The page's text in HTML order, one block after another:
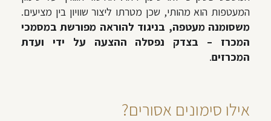
המעטפות הוא מהותי, שכן מטרתו ליצור שוויון בין מציעים.
משסומנה מעטפה, בניגוד להוראה מפורשת במסמכי
המכרז – בצדק נפסלה ההצעה על ידי ועדת
המכרזים.
אילו סימונים אסורים?